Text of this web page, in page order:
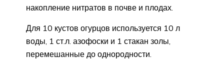
накопление нитратов в почве и плодах.
Для 10 кустов огурцов используется 10 л
воды, 1 ст.л. азофоски и 1 стакан золы,
перемешанные до однородности.